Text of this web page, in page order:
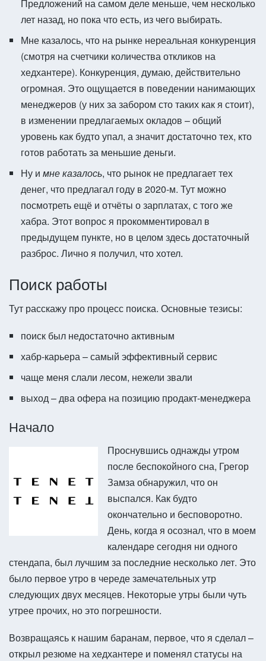
Предложений на самом деле меньше, чем несколько
лет назад, но пока что есть, из чего выбирать.
Мне казалось, что на рынке нереальная конкуренция
(смотря на счетчики количества откликов на
хедхантере). Конкуренция, думаю, действительно
огромная. Это ощущается в поведении нанимающих
менеджеров (у них за забором сто таких как я стоит),
в изменении предлагаемых окладов – общий
уровень как будто упал, а значит достаточно тех, кто
готов работать за меньшие деньги.
Ну и мне казалось, что рынок не предлагает тех
денег, что предлагал году в 2020-м. Тут можно
посмотреть ещё и отчёты о зарплатах, с того же
хабра. Этот вопрос я прокомментировал в
предыдущем пункте, но в целом здесь достаточный
разброс. Лично я получил, что хотел.
Поиск работы
Тут расскажу про процесс поиска. Основные тезисы:
поиск был недостаточно активным
хабр-карьера – самый эффективный сервис
чаще меня слали лесом, нежели звали
выход – два офера на позицию продакт-менеджера
Начало
Проснувшись однажды утром
после беспокойного сна, Грегор
Замза обнаружил, что он
выспался. Как будто
окончательно и бесповоротно.
День, когда я осознал, что в моем
календаре сегодня ни одного
стендапа, был лучшим за последние несколько лет. Это
было первое утро в череде замечательных утр
следующих двух месяцев. Некоторые утры были чуть
утрее прочих, но это погрешности.
Возвращаясь к нашим баранам, первое, что я сделал –
открыл резюме на хедхантере и поменял статусы на